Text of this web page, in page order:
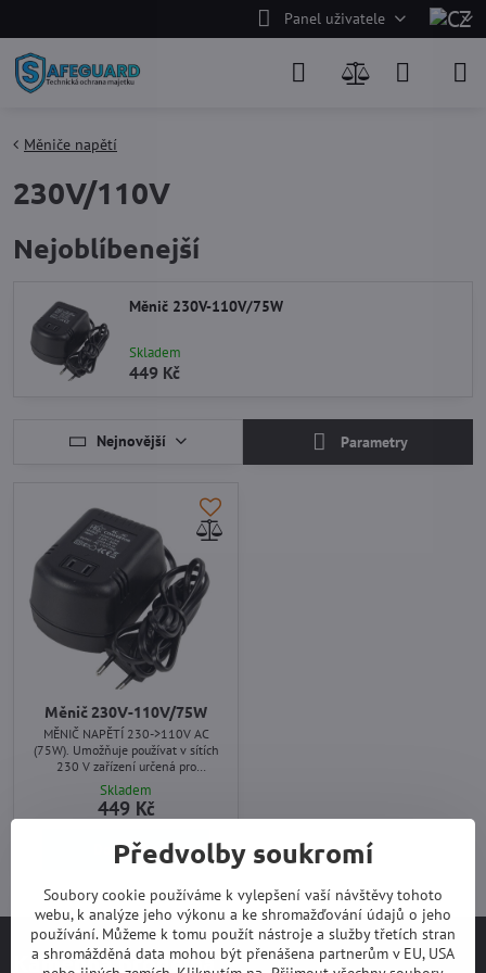
Panel uživatele
Měniče napětí
230V/110V
Nejoblíbenejší
Měnič 230V-110V/75W
Skladem
449 Kč
Nejnovější Parametry
Měnič 230V-110V/75W
MĚNIČ NAPĚTÍ 230->110V AC
(75W). Umožňuje používat v sítích
230 V zařízení určená pro
americkou rozvodnou soustavu (110
V). Určen pro použití uvnitř budov.
Skladem
449 Kč
Do košíku
Kamenná prodejna
Předvolby soukromí
Soubory cookie používáme k vylepšení vaší návštěvy tohoto
webu, k analýze jeho výkonu a ke shromažďování údajů o jeho
používání. Můžeme k tomu použít nástroje a služby třetích stran
a shromážděná data mohou být přenášena partnerům v EU, USA